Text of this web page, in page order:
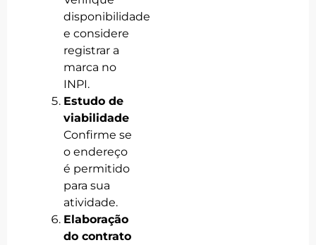
disponibilidade
e considere
registrar a
marca no
INPI.
Estudo de
viabilidade
Confirme se
o endereço
é permitido
para sua
atividade.
Elaboração
do contrato